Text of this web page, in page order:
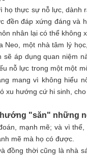
thực sự nỗ lực, dành
đền đáp xứng đáng và
nhân lại có thể không
Neo, một nhà tâm lý
áp dụng quan niệm
nỗ lực trong một một
mang vì không hiểu
xu hướng cứ hi sinh,
"săn" những
mạnh mẽ; và vì thế,
mẽ mà họ có được.
đồng thời cũng là nhà